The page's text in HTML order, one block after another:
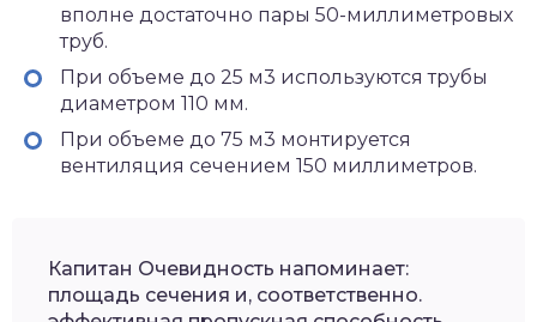
вполне достаточно пары 50-миллиметровых
труб.
При объеме до 25 м3 используются трубы
диаметром 110 мм.
При объеме до 75 м3 монтируется
вентиляция сечением 150 миллиметров.
Капитан Очевидность напоминает:
площадь сечения и, соответственно.